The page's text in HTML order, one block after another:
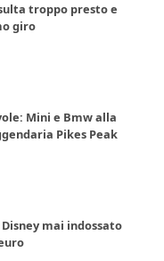
troppo presto e
giro
Mini e Bmw alla
Pikes Peak
mai indossato